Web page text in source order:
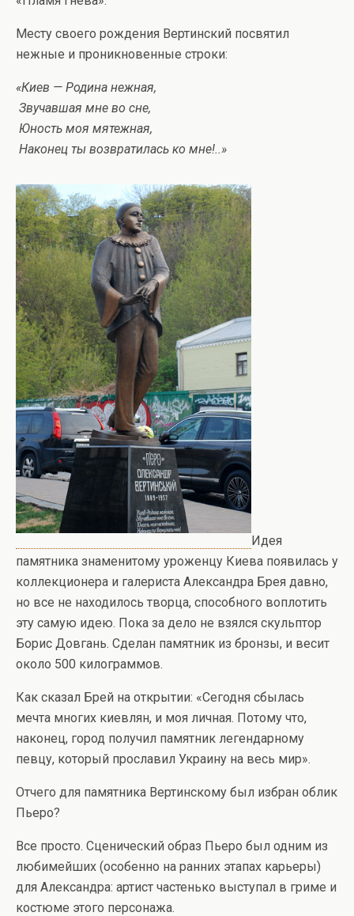
Месту своего рождения Вертинский посвятил
нежные и проникновенные строки:
«Киев — Родина нежная,
Звучавшая мне во сне,
Юность моя мятежная,
Наконец ты возвратилась ко мне!..»
Идея
памятника знаменитому уроженцу Киева появилась у
коллекционера и галериста Александра Брея давно,
но все не находилось творца, способного воплотить
эту самую идею. Пока за дело не взялся скульптор
Борис Довгань. Сделан памятник из бронзы, и весит
около 500 килограммов.
Как сказал Брей на открытии: «Сегодня сбылась
мечта многих киевлян, и моя личная. Потому что,
наконец, город получил памятник легендарному
певцу, который прославил Украину на весь мир».
Отчего для памятника Вертинскому был избран облик
Пьеро?
Все просто. Сценический образ Пьеро был одним из
любимейших (особенно на ранних этапах карьеры)
для Александра: артист частенько выступал в гриме и
костюме этого персонажа.